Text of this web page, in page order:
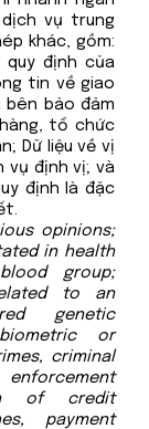
vụ trung
khác, gồm:
định của
tin về giao
bảo đảm
tổ chức
Dữ liệu về vị
vụ định vị; và
định là đặc
opinions;
in health
group;
to an
genetic
or
criminal
of credit
payment